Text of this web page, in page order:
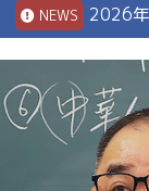
NEWS 2026